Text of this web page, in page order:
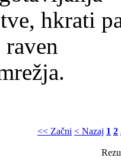
hkrati
<< Začni < Nazaj 1 2